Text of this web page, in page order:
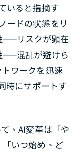
いると指摘す
ードの状態をリ
——リスクが顕在
——混乱が避けら
ワークを迅速
時にサポートす
、AI変革は「や
いつ始め、ど